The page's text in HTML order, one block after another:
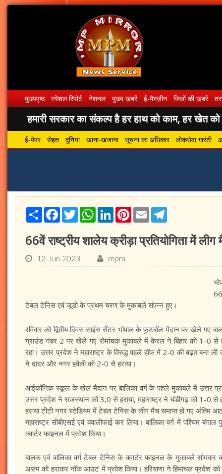
मुख्यपृष्ठ स्पेशल रिपोर्ट नेशनल मुख्य ख़बरें ई-मैगज़ीन जिलों की ख़बरें
हमारी सरकार का संकल्प है हर हाथ को काम, हर खेत को
ई-पेपर सेहत दुनिया खाना-खजाना सूचना का अधिकार लोकसेवा गारंटी
ShareFacebook
TwitterWhatsApp
LinkedInPinterest
Email
66वें राष्ट्रीय शालेय क्रीड़ा प्रतियोगिता में
12-Jun-2023 mpm
टेबल टेनिस एवं जूडो के प्रथम चरण के मुकाबले संपन्न हुए।
रविवार को द्वितीय दिवस साइंस सेंटर भोपाल के फुटबॉल मैदान पर खेले गए
ग्राउंड नंबर 2 पर खेले गए रोमांचक मुकाबले में केरल ने बिहार को 1-0 से
रहा। उत्तर प्रदेश ने महाराष्ट्र के विरुद्ध पहले हॉफ में 2-0 की बढ़त बना
ने दादर और नगर हवेली को 2-0 से हराया।
आईकॉनिक स्कूल के खेल मैदान पर बालिका वर्ग के पहले मुकाबले में उत्तर
उत्तर प्रदेश ने राजस्थान को 3,0 से हराया, महाराष्ट्र ने चंडीगढ़ को 1-
हराया टीटी नगर स्टेडियम में टेबल टेनिस के लीग मैच समाप्त हो गए
महाराष्ट्र सीबीएसई एवं क्वालीफाई कर लिया। बालिका वर्ग में पश्चिम
क्वार्टर फाइनल में प्रवेश किया।
बालक एवं बालिका वर्ग टेबल टेनिस के क्वार्टर फाइनल के मुकाबले सोमवार
असम को हराकर नॉक आउट में प्रवेश किया। हरियाणा ने हिमाचल प्रदेश को